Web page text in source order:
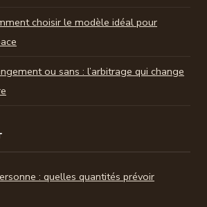
choisir le modèle idéal pour
ou sans : l’arbitrage qui change
: quelles quantités prévoir